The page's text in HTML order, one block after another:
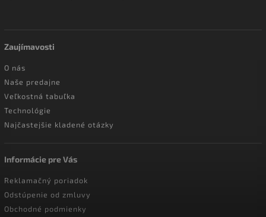
Zaujímavosti
O nás
Naše predajne
Veľkostná tabuľka
Technológie
Najčastejšie kladené otázky
Informácie pre Vás
Reklamačný poriadok
Odstúpenie od zmluvy
Obchodné podmienky